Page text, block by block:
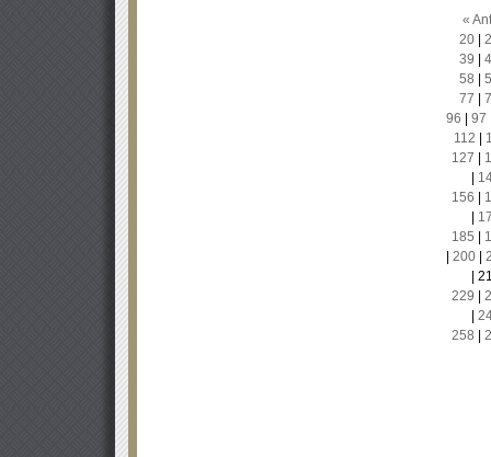
«
20|
39
58
77
96
97
112
127
156
185
200|
229
258